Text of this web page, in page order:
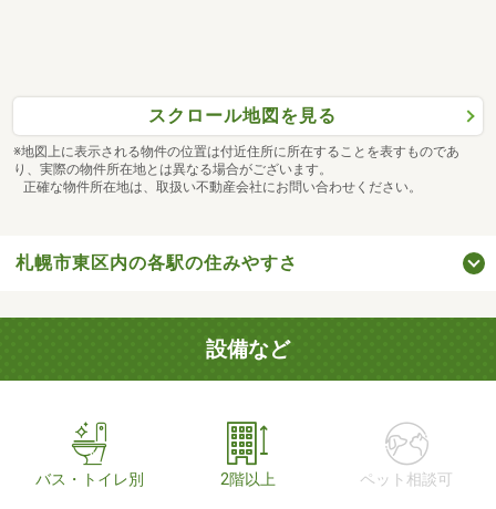
スクロール地図を見る
※地図上に表示される物件の位置は付近住所に所在することを表すものであ
り、実際の物件所在地とは異なる場合がございます。
正確な物件所在地は、取扱い不動産会社にお問い合わせください。
札幌市東区内の各駅の住みやすさ
設備など
バス・トイレ別 2階以上 ペット相談可